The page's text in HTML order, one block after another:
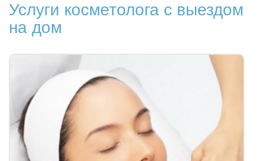
Услуги косметолога с выездом
на дом